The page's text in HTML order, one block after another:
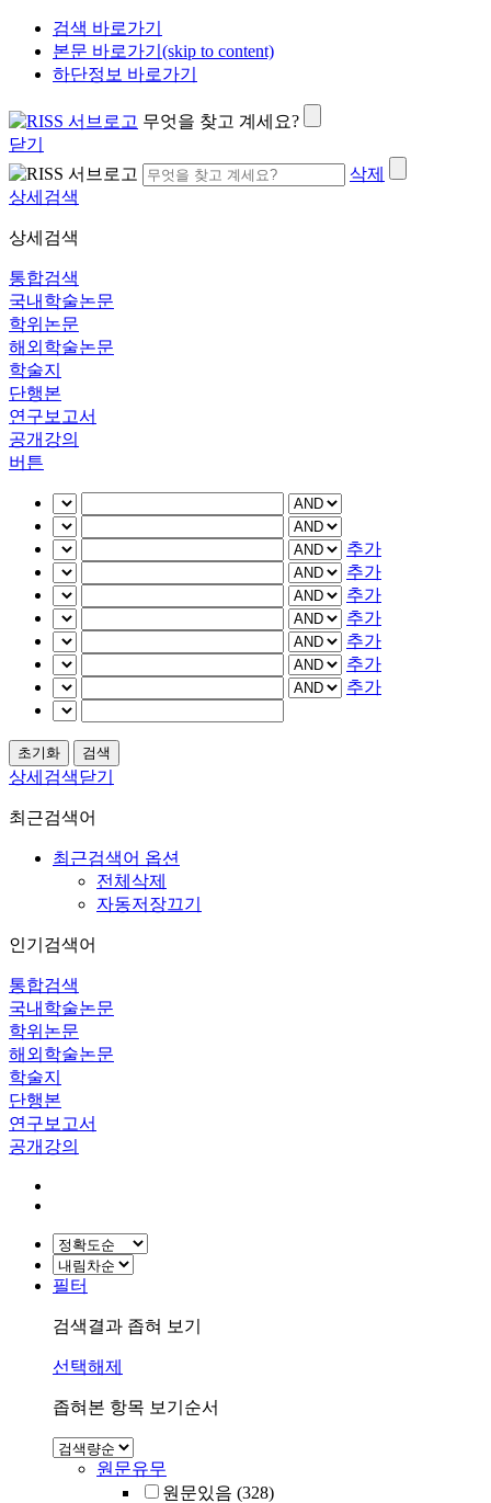
검색 바로가기
본문 바로가기(skip to content)
하단정보 바로가기
무엇을 찾고 계세요?
닫기
삭제
상세검색
상세검색
통합검색
국내학술논문
학위논문
해외학술논문
학술지
단행본
연구보고서
공개강의
버튼
추가
추가
추가
추가
추가
추가
추가
상세검색닫기
최근검색어
최근검색어 옵션
전체삭제
자동저장끄기
인기검색어
통합검색
국내학술논문
학위논문
해외학술논문
학술지
단행본
연구보고서
공개강의
필터
검색결과 좁혀 보기
선택해제
좁혀본 항목 보기순서
원문유무
원문있음 (328)